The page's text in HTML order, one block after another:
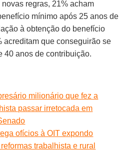
regras, 21% acham
mínimo após 25 anos de
à obtenção do benefício
acreditam que conseguirão se
40 anos de contribuição.
milionário que fez a
passar irretocada em
ofícios à OIT expondo
trabalhista e rural